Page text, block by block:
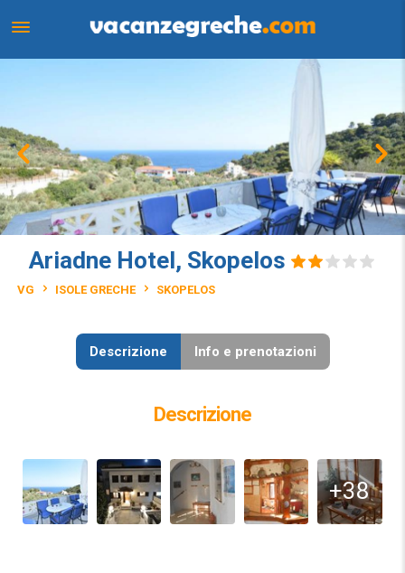
Ariadne Hotel, Skopelos
VG ISOLE GRECHE SKOPELOS
Descrizione Info e prenotazioni
Descrizione
+38